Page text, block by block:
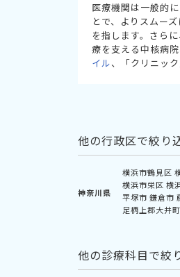
医療機関は一般的
とで、よりスムー
を指します。さら
療を支える中核病
イル、「クリニッ
他の行政区で絞り
神奈川県
横浜市鶴見区
横浜市栄区 横
平塚市 鎌倉市
足柄上郡大井町
他の診療科目で絞